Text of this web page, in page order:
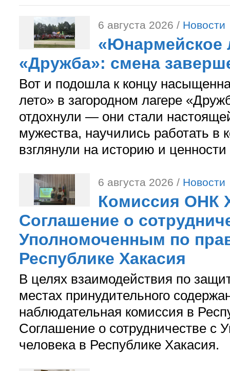
6 августа 2026 / Новости
«Юнармейское
«Дружба»: смена
Вот и подошла к концу
лето» в загородном лагере
отдохнули — они стали
мужества, научились работать в
взглянули на историю и
6 августа 2026 / Новости
Комиссия ОНК
Соглашение о
Уполномоченным по
Республике Хакасия
В целях взаимодействия по
местах принудительного
наблюдательная комиссия в
Соглашение о сотрудничестве с
человека в Республике Хакасия.